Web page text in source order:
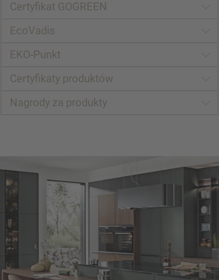
Certyfikat GOGREEN
EcoVadis
EKO-Punkt
Certyfikaty produktów
Nagrody za produkty
Odkryj przegląd naszych produktów